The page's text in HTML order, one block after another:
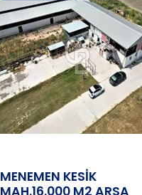
MENEMEN KESİK
MAH.16.000 M2 ARSA